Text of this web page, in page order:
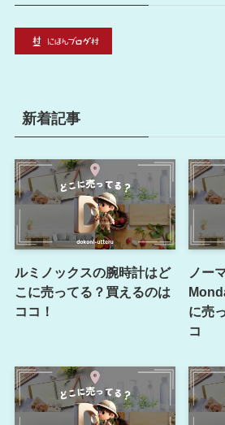
新着記事
ルミノックスの腕時計はど
こに売ってる？買えるのは
ココ！
ノー
に売
コ